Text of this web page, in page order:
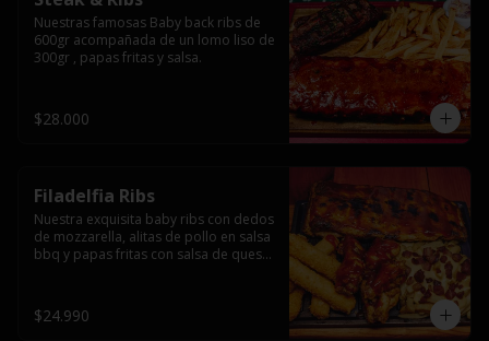
Nuestras famosas Baby back ribs de
600gr acompañada de un lomo liso de
300gr , papas fritas y salsa.
$28.000
Filadelfia Ribs
Nuestra exquisita baby ribs con dedos
de mozzarella, alitas de pollo en salsa
bbq y papas fritas con salsa de queso
$24.990